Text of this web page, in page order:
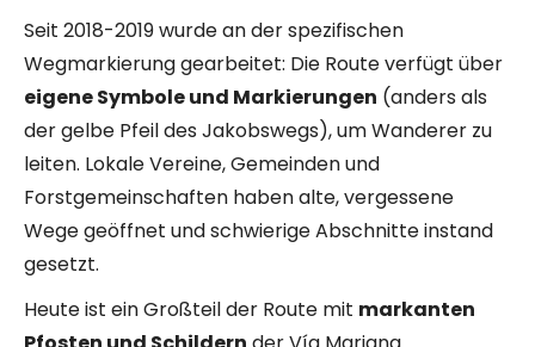
Seit 2018-2019 wurde an der spezifischen
Wegmarkierung gearbeitet: Die Route verfügt über
eigene Symbole und Markierungen (anders als
der gelbe Pfeil des Jakobswegs), um Wanderer zu
leiten. Lokale Vereine, Gemeinden und
Forstgemeinschaften haben alte, vergessene
Wege geöffnet und schwierige Abschnitte instand
gesetzt.
Heute ist ein Großteil der Route mit markanten